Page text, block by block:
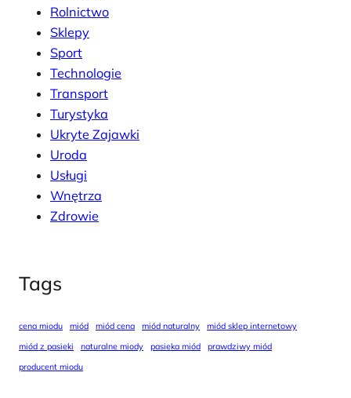
Rolnictwo
Sklepy
Sport
Technologie
Transport
Turystyka
Ukryte Zajawki
Uroda
Usługi
Wnętrza
Zdrowie
Tags
cena miodu miód miód cena miód naturalny
miód sklep internetowy
miód z pasieki
naturalne miody pasieka miód
prawdziwy miód
producent miodu